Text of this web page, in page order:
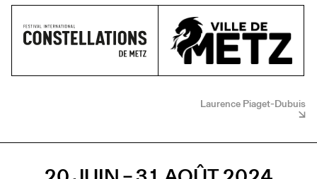
Laurence Piaget-Dubuis